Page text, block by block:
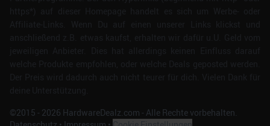
©2015 - 2026 HardwareDealz.com - Alle Rechte vorbehalten.